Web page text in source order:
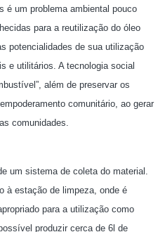
é um problema ambiental pouco
para a reutilização do óleo
potencialidades de sua utilização
e utilitários. A tecnologia social
além de preservar os
comunitário, ao gerar
comunidades.
um sistema de coleta do material.
à estação de limpeza, onde é
para a utilização como
produzir cerca de 6l de